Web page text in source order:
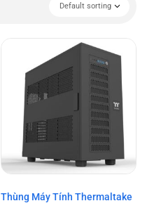
Default sorting
Thùng Máy Tính Thermaltake